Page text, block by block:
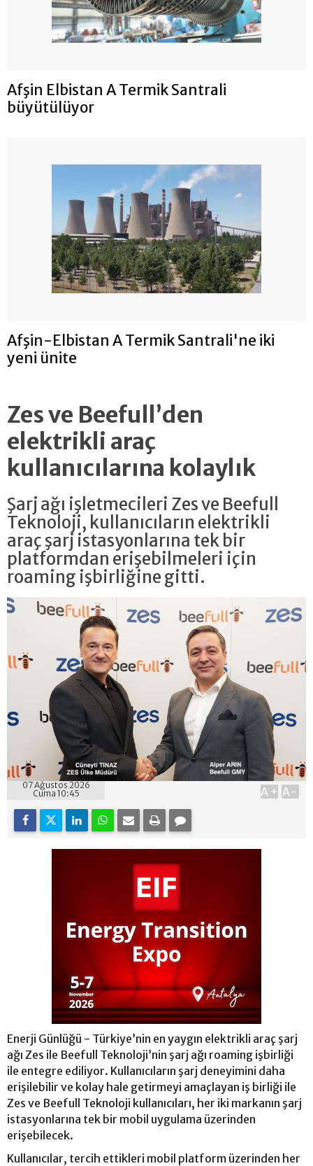
Afşin Elbistan A Termik Santrali
büyütülüyor
Afşin-Elbistan A Termik Santrali'ne iki
yeni ünite
Zes ve Beefull’den
elektrikli araç
kullanıcılarına kolaylık
Şarj ağı işletmecileri Zes ve Beefull
Teknoloji, kullanıcıların elektrikli
araç şarj istasyonlarına tek bir
platformdan erişebilmeleri için
roaming işbirliğine gitti.
07 Ağustos 2026
Cuma 10:45
A+ A-
Enerji Günlüğü - Türkiye’nin en yaygın elektrikli araç şarj
ağı Zes ile Beefull Teknoloji’nin şarj ağı roaming işbirliği
ile entegre ediliyor. Kullanıcıların şarj deneyimini daha
erişilebilir ve kolay hale getirmeyi amaçlayan iş birliği ile
Zes ve Beefull Teknoloji kullanıcıları, her iki markanın şarj
istasyonlarına tek bir mobil uygulama üzerinden
erişebilecek.
Kullanıcılar, tercih ettikleri mobil platform üzerinden her